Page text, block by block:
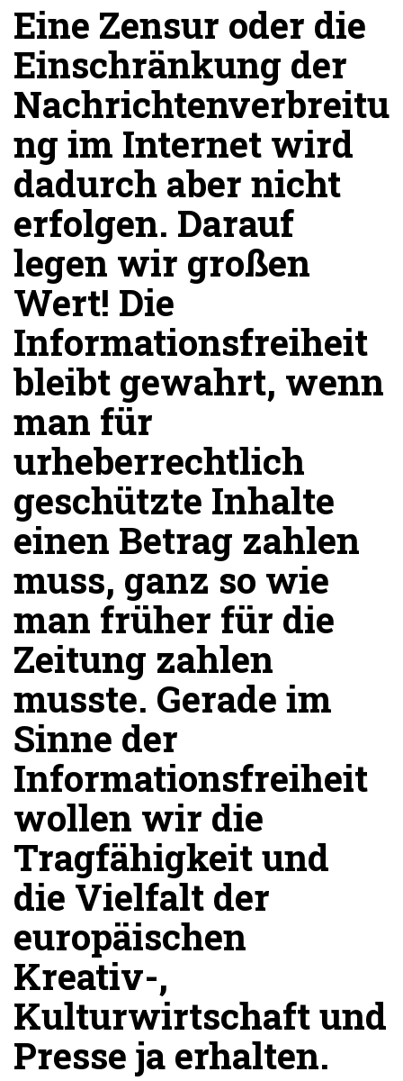
Eine Zensur oder die
Einschränkung der
Nachrichtenverbreitu
ng im Internet wird
dadurch aber nicht
erfolgen. Darauf
legen wir großen
Wert! Die
Informationsfreiheit
bleibt gewahrt, wenn
man für
urheberrechtlich
geschützte Inhalte
einen Betrag zahlen
muss, ganz so wie
man früher für die
Zeitung zahlen
musste. Gerade im
Sinne der
Informationsfreiheit
wollen wir die
Tragfähigkeit und
die Vielfalt der
europäischen
Kreativ-,
Kulturwirtschaft und
Presse ja erhalten.